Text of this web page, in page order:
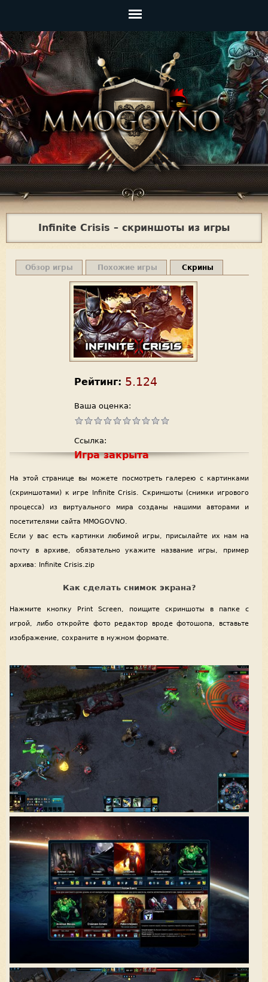
Главное
меню
Jump to navigation
Infinite Crisis – скриншоты из игры
Обзор игры Похожие игры Скрины
Рейтинг: 5.124
Ваша оценка:
Ссылка:
Игра закрыта
На этой странице вы можете посмотреть галерею с картинками
(скриншотами) к игре Infinite Crisis. Скриншоты (снимки игрового
процесса) из виртуального мира созданы нашими авторами и
посетителями сайта MMOGOVNO.
Если у вас есть картинки любимой игры, присылайте их нам на
почту в архиве, обязательно укажите название игры, пример
архива: Infinite Crisis.zip
Как сделать снимок экрана?
Нажмите кнопку Print Screen, поищите скриншоты в папке с
игрой, либо откройте фото редактор вроде фотошопа, вставьте
изображение, сохраните в нужном формате.